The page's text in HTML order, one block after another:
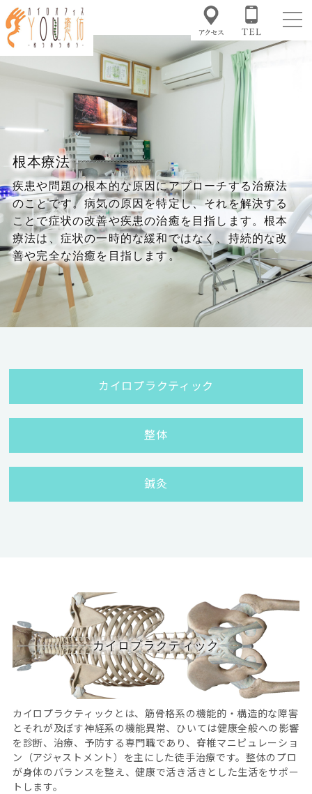
根本療法
疾患や問題の根本的な原因にアプローチする治療法
のことです。病気の原因を特定し、それを解決する
ことで症状の改善や疾患の治癒を目指します。根本
療法は、症状の一時的な緩和ではなく、持続的な改
善や完全な治癒を目指します。
カイロプラクティック
整体
鍼灸
カイロプラクティック
カイロプラクティックとは、筋骨格系の機能的・構造的な障害
とそれが及ぼす神経系の機能異常、ひいては健康全般への影響
を診断、治療、予防する専門職であり、脊椎マニピュレーショ
ン（アジャストメント）を主にした徒手治療です。整体のプロ
が身体のバランスを整え、健康で活き活きとした生活をサポー
トします。